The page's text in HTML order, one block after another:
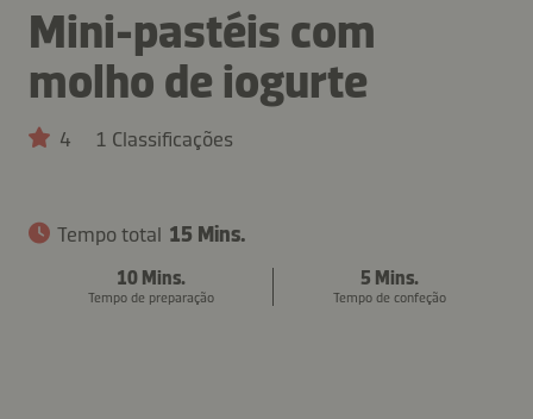
Mini-pastéis com
molho de iogurte
4 1 Classificações
Tempo total 15 Mins.
10 Mins.
Tempo de preparação
5 Mins.
Tempo de confeção